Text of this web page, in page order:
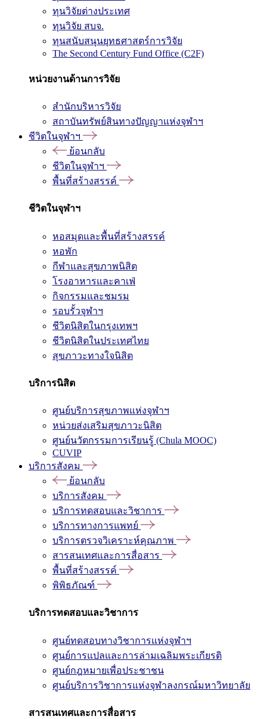
ทุนวิจัยต่างประเทศ
ทุนวิจัย สบจ.
ทุนสนับสนุนยุทธศาสตร์การวิจัย
The Second Century Fund Office (C2F)
หน่วยงานด้านการวิจัย
สำนักบริหารวิจัย
สถาบันทรัพย์สินทางปัญญาแห่งจุฬาฯ
ชีวิตในจุฬาฯ
ย้อนกลับ
ชีวิตในจุฬาฯ
พื้นที่สร้างสรรค์
ชีวิตในจุฬาฯ
หอสมุดและพื้นที่สร้างสรรค์
หอพัก
กีฬาและสุขภาพนิสิต
โรงอาหารและคาเฟ่
กิจกรรมและชมรม
รอบรั้วจุฬาฯ
ชีวิตนิสิตในกรุงเทพฯ
ชีวิตนิสิตในประเทศไทย
สุขภาวะทางใจนิสิต
บริการนิสิต
ศูนย์บริการสุขภาพแห่งจุฬาฯ
หน่วยส่งเสริมสุขภาวะนิสิต
ศูนย์นวัตกรรมการเรียนรู้ (Chula MOOC)
CUVIP
บริการสังคม
ย้อนกลับ
บริการสังคม
บริการทดสอบและวิชาการ
บริการทางการแพทย์
บริการตรวจวิเคราะห์คุณภาพ
สารสนเทศและการสื่อสาร
พื้นที่สร้างสรรค์
พิพิธภัณฑ์
บริการทดสอบและวิชาการ
ศูนย์ทดสอบทางวิชาการแห่งจุฬาฯ
ศูนย์การแปลและการล่ามเฉลิมพระเกียรติ
ศูนย์กฎหมายเพื่อประชาชน
ศูนย์บริการวิชาการแห่งจุฬาลงกรณ์มหาวิทยาลัย
สารสนเทศและการสื่อสาร